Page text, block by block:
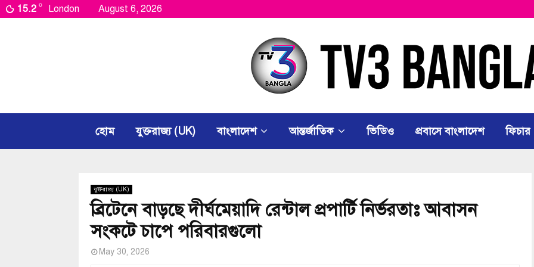
15.2 C London August 6, 2026
হোম যুক্তরাজ্য (UK) বাংলাদেশ আন্তর্জাতিক ভিডিও প্রবাসে বাংলাদেশ ফিচার
যুক্তরাজ্য (UK)
ব্রিটেনে বাড়ছে দীর্ঘমেয়াদি রেন্টাল প্রপার্টি নির্ভরতাঃ আবাসন
সংকটে চাপে পরিবারগুলো
May 30, 2026